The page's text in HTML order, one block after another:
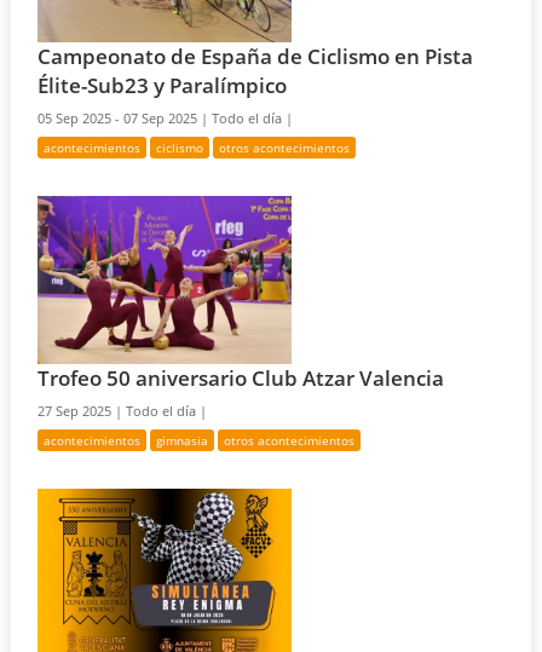
Campeonato de España de Ciclismo en Pista
Élite-Sub23 y Paralímpico
05 Sep 2025 - 07 Sep 2025 |Todo el día |
acontecimientos ciclismo otros acontecimientos
Trofeo 50 aniversario Club Atzar Valencia
27 Sep 2025 |Todo el día |
acontecimientos gimnasia otros acontecimientos